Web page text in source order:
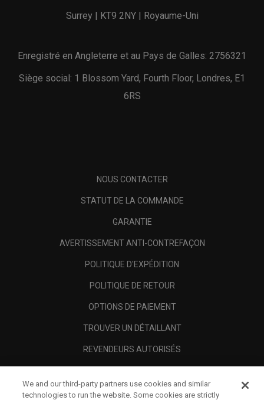
Surrey | KT9 2NY | Royaume-Uni
Enregistré en Angleterre et au Pays de Galles: 2756321
Siège social: 1 Blossom Yard, Fourth Floor, Londres, E1
6RS
NOUS CONTACTER
STATUT DE LA COMMANDE
GARANTIE
AVERTISSEMENT ANTI-CONTREFAÇON
POLITIQUE D'EXPÉDITION
POLITIQUE DE RETOUR
OPTIONS DE PAIEMENT
TROUVER UN DÉTAILLANT
REVENDEURS AUTORISÉS
A PROPOS
We and our third-party partners use cookies and similar
technologies to run the website. Some cookies are strictly